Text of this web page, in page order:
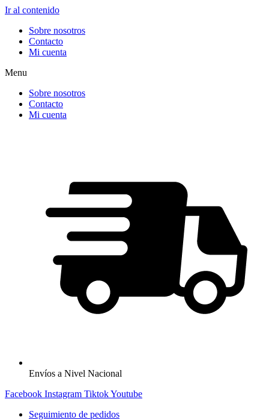
Ir al contenido
Sobre nosotros
Contacto
Mi cuenta
Menu
Sobre nosotros
Contacto
Mi cuenta
Envíos a Nivel Nacional
Facebook Instagram TiktokYoutube
Seguimiento de pedidos